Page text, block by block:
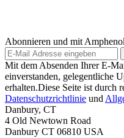
Abonnieren und mit
Mit dem Absenden Ihrer E-
einverstanden, gelegentliche
erhalten.Diese Seite ist durch
Datenschutzrichtlinie und
Danbury, CT
4 Old Newtown Road
Danbury CT 06810 USA